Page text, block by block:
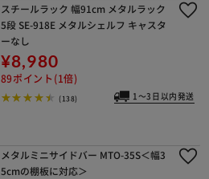
スチールラック 幅91cm メタルラック
5段 SE-918E メタルシェルフ キャスタ
ーなし
¥8,980
89ポイント(1倍)
(138) 1～3日以内発送
メタルミニサイドバー MTO-35S＜幅3
5cmの棚板に対応＞